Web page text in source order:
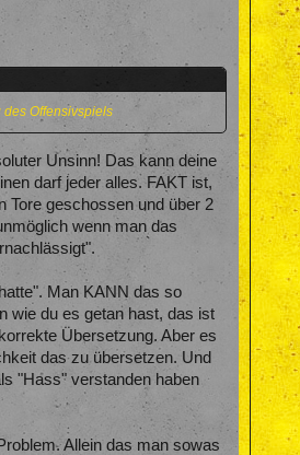
Offensivspiels
Unsinn! Das kann deine
darf jeder alles. FAKT ist,
Tore geschossen und über 2
wenn man das
Man KANN das so
wie du es getan hast, das ist
Übersetzung. Aber es
das zu übersetzen. Und
"Hass" verstanden haben
Allein das man sowas